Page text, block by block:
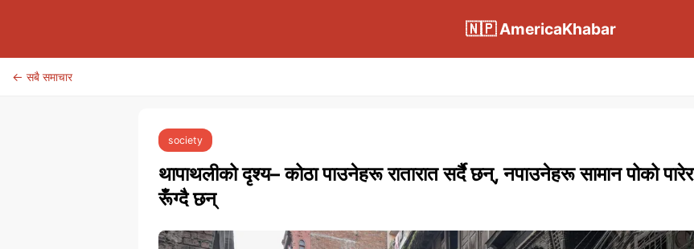
🇳🇵 AmericaKhabar
← सबै समाचार
society
थापाथलीको दृश्य– कोठा पाउनेहरू रातारात सर्दै छन्, नपाउनेहरू सामान पोको पारेर
रूँग्दै छन्